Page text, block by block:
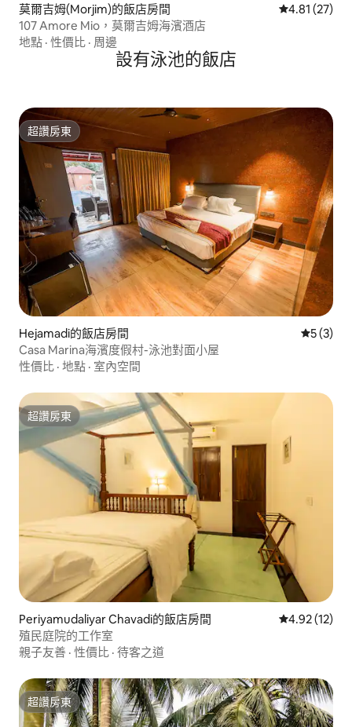
莫爾吉姆(Morjim)的飯店房間 從 27 則評價
4.81 (27)
107 Amore Mio，莫爾吉姆海濱酒店
地點 · 性價比 · 周邊
設有泳池的飯店
超讚房東
超讚房東
Hejamadi的飯店房間 從 3 則評
5 (3)
Casa Marina海濱度假村-泳池對面小屋
性價比 · 地點 · 室內空間
超讚房東
超讚房東
Periyamudaliyar Chavadi的飯店房間 從 12 則評價
4.92 (12)
殖民庭院的工作室
親子友善 · 性價比 · 待客之道
超讚房東
超讚房東